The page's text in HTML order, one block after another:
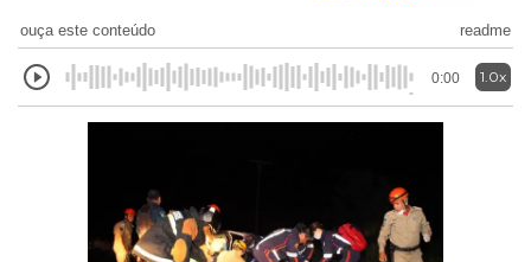
ouça este conteúdo readme
0:00 1.0x